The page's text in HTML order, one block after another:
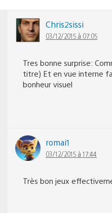
Chris2sissi
03/12/2015 à 07:05
Tres bonne surprise:
titre) Et en vue interne
bonheur visuel
romai1
03/12/2015 à 17:44
Très bon jeux